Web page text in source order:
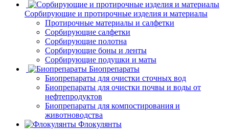
Сорбирующие и протирочные изделия и материалы
Протирочные материалы и салфетки
Сорбирующие салфетки
Сорбирующие полотна
Сорбирующие боны и ленты
Сорбирующие подушки и маты
Биопрепараты
Биопрепараты для очистки сточных вод
Биопрепараты для очистки почвы и воды от
нефтепродуктов
Биопрепараты для компостирования и
животноводства
Флокулянты